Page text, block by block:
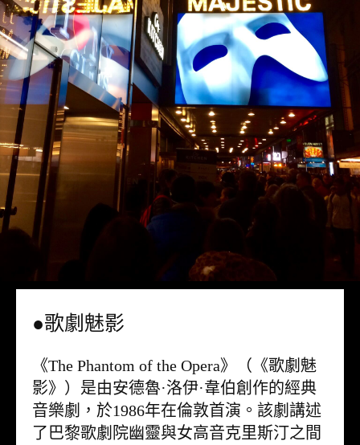
●歌劇魅影
《The Phantom of the Opera》（《歌劇魅
影》）是由安德魯·洛伊·韋伯創作的經典
音樂劇，於1986年在倫敦首演。該劇講述
了巴黎歌劇院幽靈與女高音克里斯汀之間